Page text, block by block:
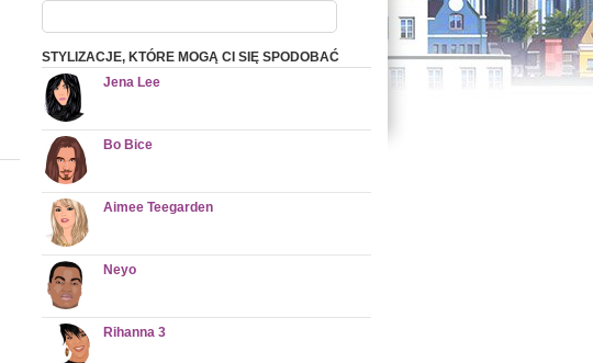
STYLIZACJE, KTÓRE MOGĄ CI SIĘ SPODOBAĆ
Jena Lee
Bo Bice
Aimee Teegarden
Neyo
Rihanna 3